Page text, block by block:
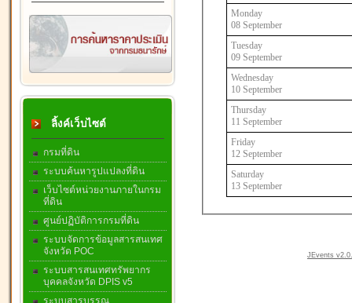
ลิ้งค์เว็บไซต์
กรมที่ดิน
ระบบค้นหารูปแปลงที่ดิน
เว็บไซต์หน่วยงานภายในกรม
ที่ดิน
ศูนย์ปฏิบัติการกรมที่ดิน
ระบบจัดการข้อมูลสารสนเทศ
จังหวัด POC
ระบบสารสนเทศทรัพยากร
บุคคลจังหวัด DPIS v5
Monday
08 September
Tuesday
09 September
Wednesday
10 September
Thursday
11 September
Friday
12 September
Saturday
13 September
JEvents